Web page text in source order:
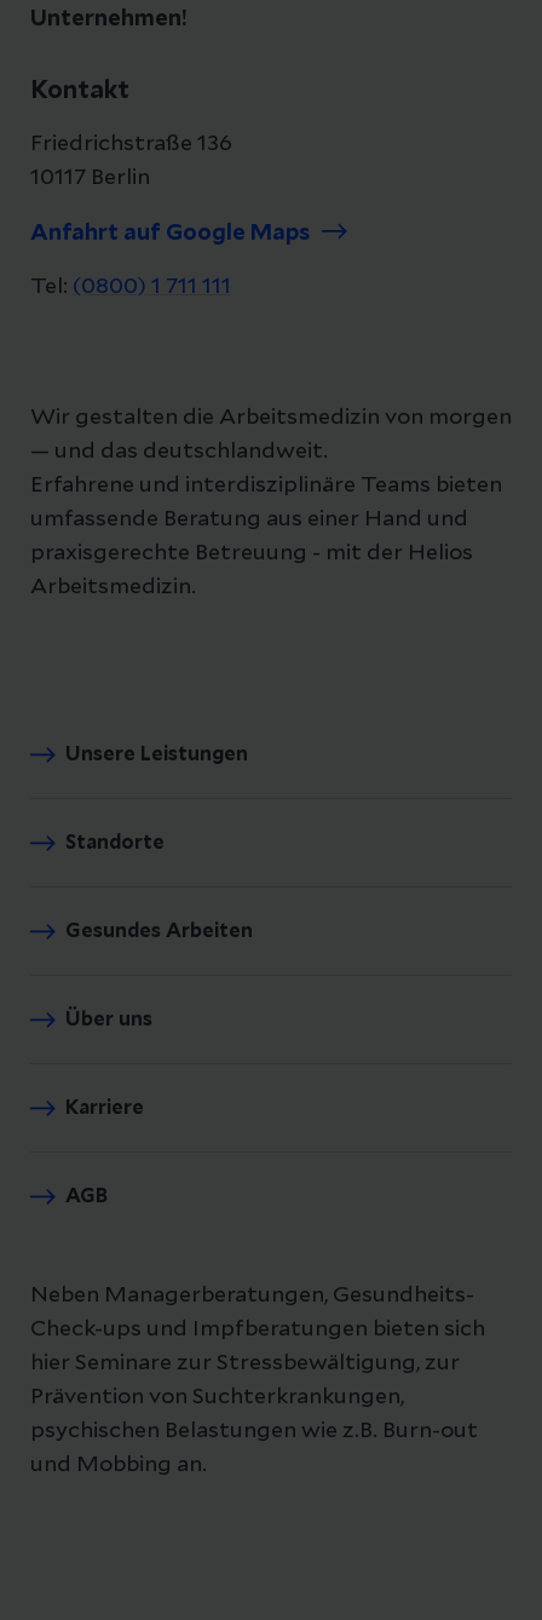
Unternehmen!
Kontakt
Friedrichstraße 136
10117 Berlin
Anfahrt auf Google Maps
Tel: (0800) 1 711 111
Wir gestalten die Arbeitsmedizin von morgen
— und das deutschlandweit.
Erfahrene und interdisziplinäre Teams bieten
umfassende Beratung aus einer Hand und
praxisgerechte Betreuung - mit der Helios
Arbeitsmedizin.
Unsere Leistungen
Standorte
Gesundes Arbeiten
Über uns
Karriere
AGB
Neben Managerberatungen, Gesundheits-
Check-ups und Impfberatungen bieten sich
hier Seminare zur Stressbewältigung, zur
Prävention von Suchterkrankungen,
psychischen Belastungen wie z.B. Burn-out
und Mobbing an.